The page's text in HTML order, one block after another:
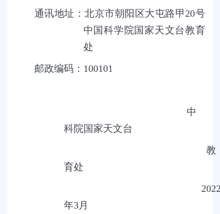
通讯地址：北京市朝阳区大屯路甲20号
中国科学院国家天文台教育
处
邮政编码： 100101
中
科院国家天文台
教
育处
年3月